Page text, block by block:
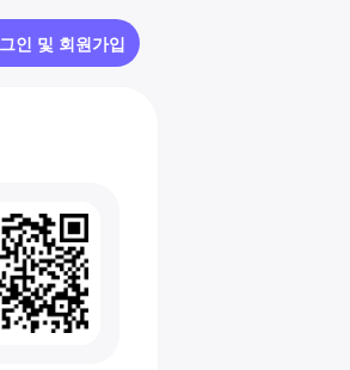
인 및 회원가입